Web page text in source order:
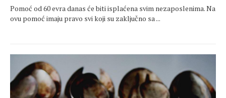
Pomoć od 60 evra danas će biti isplaćena svim nezaposlenima. Na
ovu pomoć imaju pravo svi koji su zaključno sa ...